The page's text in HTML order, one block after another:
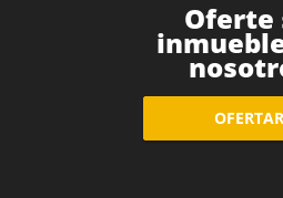
Oferte
OFERTAR